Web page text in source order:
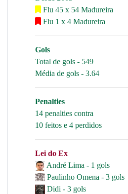
Flu 45 x 54 Madureira
Flu 1 x 4 Madureira
Gols
Total de gols - 549
Média de gols - 3.64
Penalties
14 penalties contra
10 feitos e 4 perdidos
Lei do Ex
André Lima - 1 gols
Paulinho Omena - 3 gols
Didi - 3 gols